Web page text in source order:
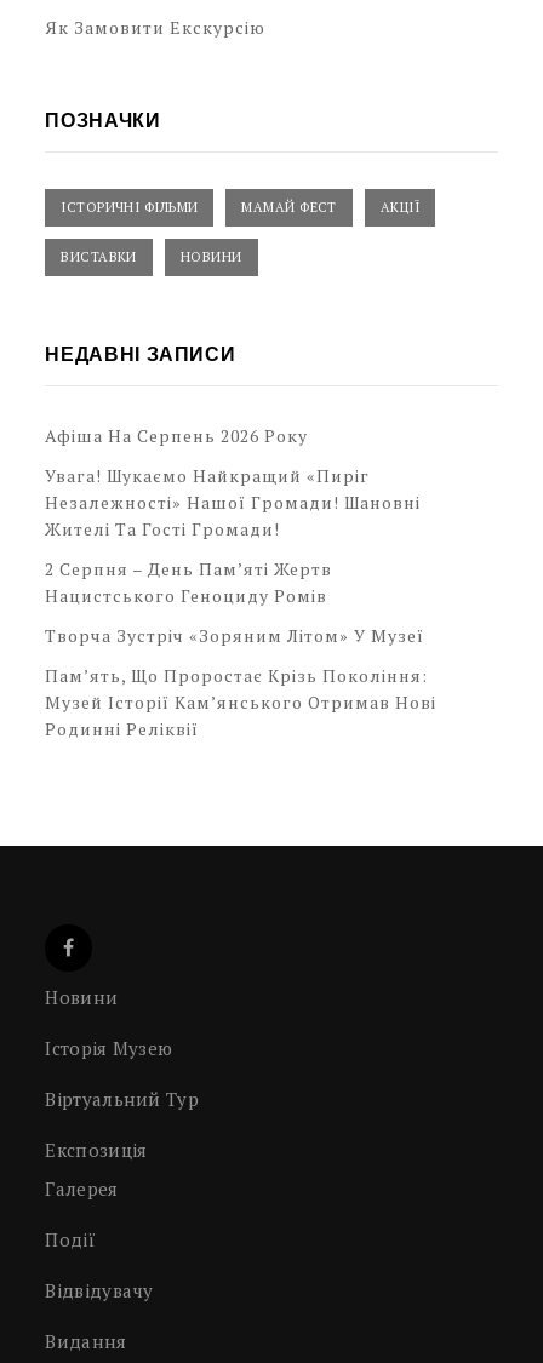
Як Замовити Екскурсію
ПОЗНАЧКИ
ІСТОРИЧНІ ФІЛЬМИ МАМАЙ ФЕСТ АКЦІЇ
ВИСТАВКИ НОВИНИ
НЕДАВНІ ЗАПИСИ
Афіша На Серпень 2026 Року
Увага! Шукаємо Найкращий «Пиріг
Незалежності» Нашої Громади! Шановні
Жителі Та Гості Громади!
2 Серпня – День Пам’яті Жертв
Нацистського Геноциду Ромів
Творча Зустріч «Зоряним Літом» У Музеї
Пам’ять, Що Проростає Крізь Покоління:
Музей Історії Кам’янського Отримав Нові
Родинні Реліквії
Новини
Історія Музею
Віртуальний Тур
Експозиція
Галерея
Події
Відвідувачу
Видання